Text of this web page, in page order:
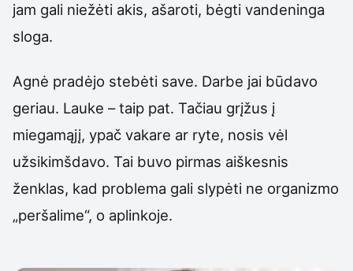
jam gali niežėti akis, ašaroti, bėgti vandeninga
sloga.
Agnė pradėjo stebėti save. Darbe jai būdavo
geriau. Lauke – taip pat. Tačiau grįžus į
miegamąjį, ypač vakare ar ryte, nosis vėl
užsikimšdavo. Tai buvo pirmas aiškesnis
ženklas, kad problema gali slypėti ne organizmo
„peršalime“, o aplinkoje.